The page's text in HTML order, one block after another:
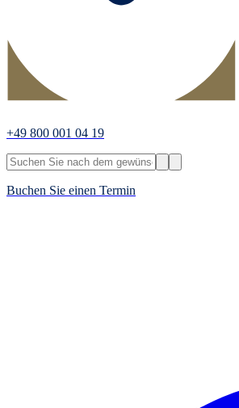
+49 800 001 04 19
Buchen Sie einen Termin